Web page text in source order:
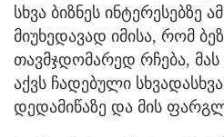
სხვა ბიზნეს ინტერესებზე
მიუხედავად იმისა, რომ
თავმჯდომარედ რჩება, მას
აქვს ჩადებული
დედამიწაზე და მის